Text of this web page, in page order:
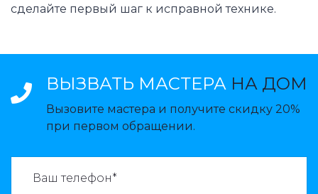
сделайте первый шаг к исправной технике.
ВЫЗВАТЬ МАСТЕРА НА ДОМ
Вызовите мастера и получите скидку 20%
при первом обращении.